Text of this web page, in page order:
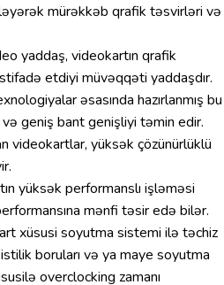
mürəkkəb qrafik təsvirləri və
yaddaş, videokartın qrafik
etdiyi müvəqqəti yaddaşdır.
əsasında hazırlanmış bu
geniş bant genişliyi təmin edir.
videokartlar, yüksək çözünürlüklü
yüksək performanslı işləməsi
mənfi təsir edə bilər.
xüsusi soyutma sistemi ilə təchiz
boruları və ya maye soyutma
overclocking zamanı